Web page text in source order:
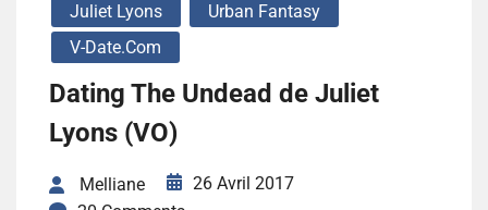
Juliet Lyons
Urban Fantasy
V-Date.Com
Dating The Undead de Juliet
Lyons (VO)
Melliane
26 Avril 2017